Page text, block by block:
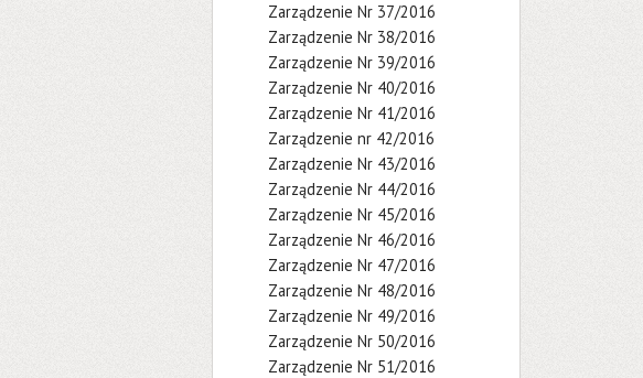
Zarządzenie Nr 37/2016
Zarządzenie Nr 38/2016
Zarządzenie Nr 39/2016
Zarządzenie Nr 40/2016
Zarządzenie Nr 41/2016
Zarządzenie nr 42/2016
Zarządzenie Nr 43/2016
Zarządzenie Nr 44/2016
Zarządzenie Nr 45/2016
Zarządzenie Nr 46/2016
Zarządzenie Nr 47/2016
Zarządzenie Nr 48/2016
Zarządzenie Nr 49/2016
Zarządzenie Nr 50/2016
Zarządzenie Nr 51/2016